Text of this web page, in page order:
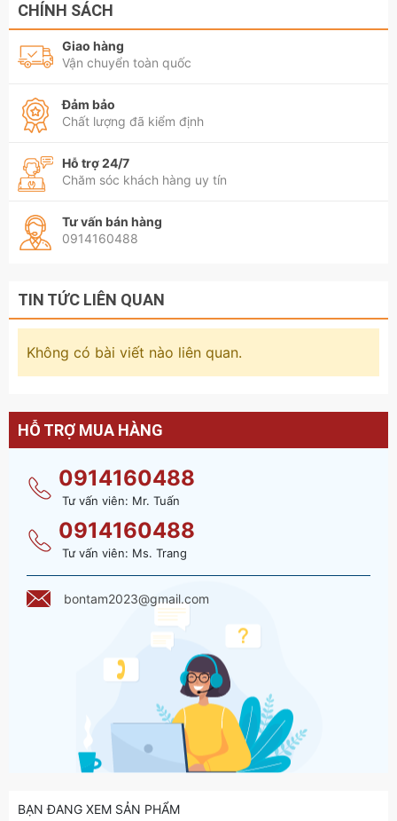
CHÍNH SÁCH
Giao hàng
Vận chuyển toàn quốc
Đảm bảo
Chất lượng đã kiểm định
Hỗ trợ 24/7
Chăm sóc khách hàng uy tín
Tư vấn bán hàng
0914160488
TIN TỨC LIÊN QUAN
Không có bài viết nào liên quan.
HỖ TRỢ MUA HÀNG
0914160488
Tư vấn viên: Mr. Tuấn
0914160488
Tư vấn viên: Ms. Trang
bontam2023@gmail.com
BẠN ĐANG XEM SẢN PHẨM